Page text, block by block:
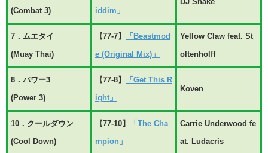
(Combat 3)
iddim」
7．ムエタイ
(Muay Thai)
【77-7】
「Beastmod
e (Original Mix)」
Yellow Claw feat. St
oltenholff
8．パワー3
(Power 3)
【77-8】
「Get This R
ight」
Koven
10．クールダウン
(Cool Down)
【77-10】
「The Cha
mpion」
Carrie Underwood fe
at. Ludacris